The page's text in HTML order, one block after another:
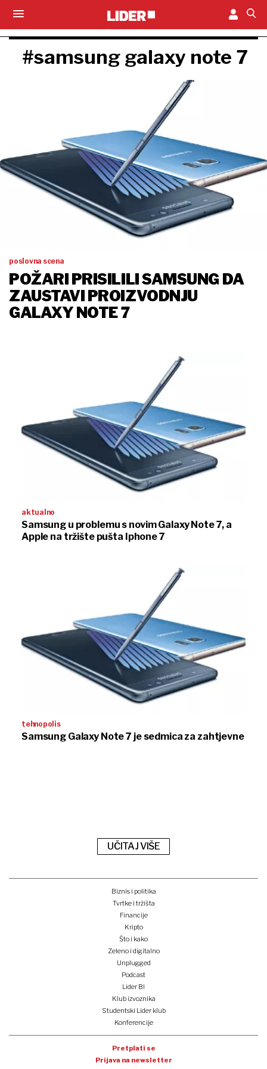
#samsung galaxy note 7
poslovna scena
POŽARI PRISILILI SAMSUNG DA
ZAUSTAVI PROIZVODNJU
GALAXY NOTE 7
aktualno
Samsung u problemu s novim Galaxy Note 7, a
Apple na tržište pušta Iphone 7
tehnopolis
Samsung Galaxy Note 7 je sedmica za zahtjevne
UČITAJ VIŠE
Biznis i politika
Tvrtke i tržišta
Financije
Kripto
Što i kako
Zeleno i digitalno
Unplugged
Podcast
Lider BI
Klub izvoznika
Studentski Lider klub
Konferencije
Pretplati se
Prijava na newsletter